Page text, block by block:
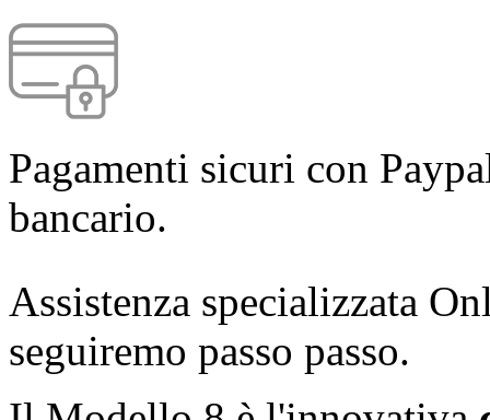
Pagamenti sicuri con
bancario.
Assistenza specializzata
seguiremo passo passo.